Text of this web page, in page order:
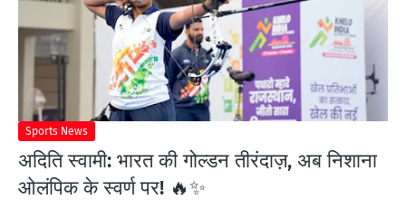
T
Sports News
अदिति स्वामी: भारत की गोल्डन तीरंदाज़, अब निशाना
ओलंपिक के स्वर्ण पर! 🔥✨